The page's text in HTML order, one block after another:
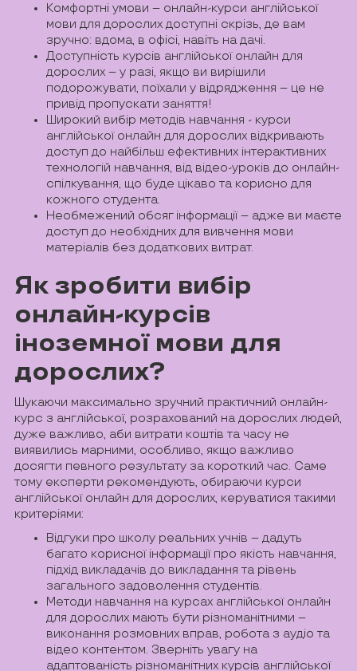
Комфортні умови – онлайн-курси англійської
мови для дорослих доступні скрізь, де вам
зручно: вдома, в офісі, навіть на дачі.
Доступність курсів англійської онлайн для
дорослих – у разі, якщо ви вирішили
подорожувати, поїхали у відрядження – це не
привід пропускати заняття!
Широкий вибір методів навчання - курси
англійської онлайн для дорослих відкривають
доступ до найбільш ефективних інтерактивних
технологій навчання, від відео-уроків до онлайн-
спілкування, що буде цікаво та корисно для
кожного студента.
Необмежений обсяг інформації – адже ви маєте
доступ до необхідних для вивчення мови
матеріалів без додаткових витрат.
Як зробити вибір
онлайн-курсів
іноземної мови для
дорослих?
Шукаючи максимально зручний практичний онлайн-
курс з англійської, розрахований на дорослих людей,
дуже важливо, аби витрати коштів та часу не
виявились марними, особливо, якщо важливо
досягти певного результату за короткий час. Саме
тому експерти рекомендують, обираючи курси
англійської онлайн для дорослих, керуватися такими
критеріями:
Відгуки про школу реальних учнів – дадуть
багато корисної інформації про якість навчання,
підхід викладачів до викладання та рівень
загального задоволення студентів.
Методи навчання на курсах англійської онлайн
для дорослих мають бути різноманітними –
виконання розмовних вправ, робота з аудіо та
відео контентом. Зверніть увагу на
адаптованість різноманітних курсів англійської